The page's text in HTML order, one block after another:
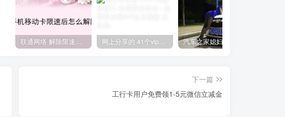
联通网络 解除限速方法参考！畅享、畅玩、老白干等及其它地区自测了 网上分享的 41个vip解析接口 有需要的拿去~ 免费看全网VIP会员视频
下一篇
工行卡用户免费领1-5元微信立减金